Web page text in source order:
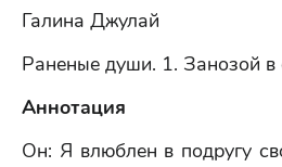
Галина Джулай
Раненые души. 1. Занозой в
Аннотация
Он: Я влюблен в подругу